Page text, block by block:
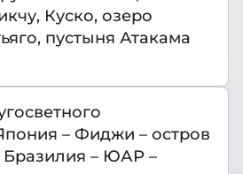
Куско, озеро
пустыня Атакама
– Фиджи – остров
Бразилия – ЮАР –